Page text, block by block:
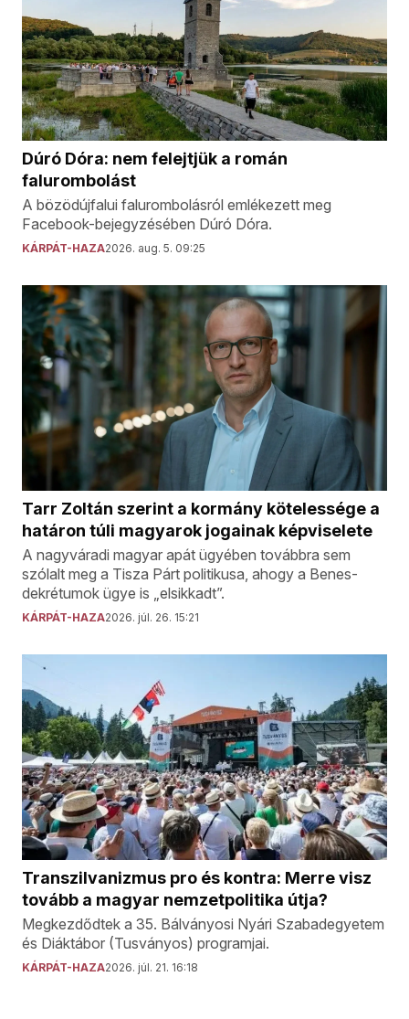
Dúró Dóra: nem felejtjük a román
falurombolást
A bözödújfalui falurombolásról emlékezett meg
Facebook-bejegyzésében Dúró Dóra.
KÁRPÁT-HAZA2026. aug. 5. 09:25
Tarr Zoltán szerint a kormány kötelessége a
határon túli magyarok jogainak képviselete
A nagyváradi magyar apát ügyében továbbra sem
szólalt meg a Tisza Párt politikusa, ahogy a Benes-
dekrétumok ügye is „elsikkadt”.
KÁRPÁT-HAZA2026. júl. 26. 15:21
Transzilvanizmus pro és kontra: Merre visz
tovább a magyar nemzetpolitika útja?
Megkezdődtek a 35. Bálványosi Nyári Szabadegyetem
és Diáktábor (Tusványos) programjai.
KÁRPÁT-HAZA2026. júl. 21. 16:18